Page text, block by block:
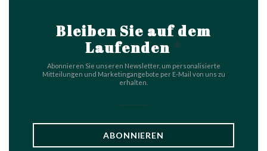
Bleiben Sie auf dem
Laufenden
Abonnieren Sie unseren Newsletter, um personalisierte
Mitteilungen und Marketingangebote per E-Mail von uns zu
erhalten.
ABONNIEREN